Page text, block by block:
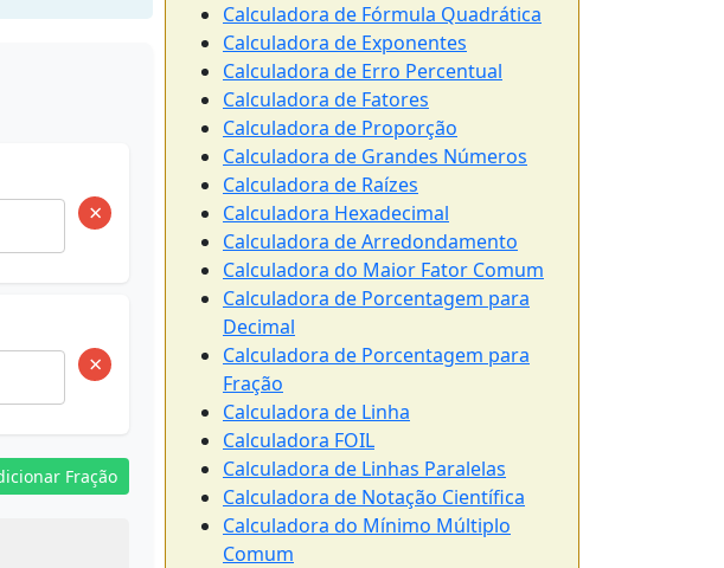
×
×
Fração
Calculadora de Fórmula Quadrática
Calculadora de Exponentes
Calculadora de Erro Percentual
Calculadora de Fatores
Calculadora de Proporção
Calculadora de Grandes Números
Calculadora de Raízes
Calculadora Hexadecimal
Calculadora de Arredondamento
Calculadora do Maior Fator Comum
Calculadora de Porcentagem para
Decimal
Calculadora de Porcentagem para
Fração
Calculadora de Linha
Calculadora FOIL
Calculadora de Linhas Paralelas
Calculadora de Notação Científica
Calculadora do Mínimo Múltiplo
Comum